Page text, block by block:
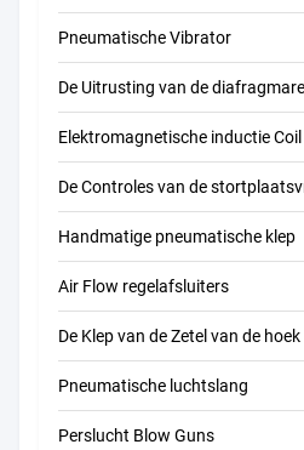
Pneumatische Vibrator
De Uitrusting van de
Elektromagnetische inductie Coil
De Controles van de
Handmatige pneumatische klep
Air Flow regelafsluiters
De Klep van de Zetel van de hoek
Pneumatische luchtslang
Perslucht Blow Guns